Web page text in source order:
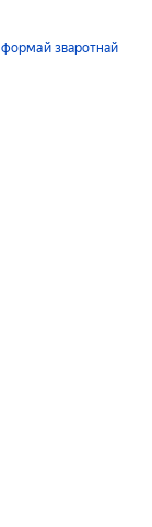
формай зваротнай